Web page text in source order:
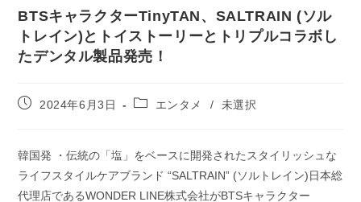
BTSキャラクターTinyTAN、SALTRAIN (ソル
トレイン)とトイストーリーとトリプルコラボし
たデンタル製品発売！
投
開
日:
2024年6月3日
投
テ
ゴ
リ
ー:
エンタメ / 未選択
韓国発 ・伝統の「塩」をベースに開発されたスタイリッシュな
ライフスタイルケアブランド “SALTRAIN” (ソルトレイン)日本総
代理店であるWONDER LINE株式会社がBTSキャラクター